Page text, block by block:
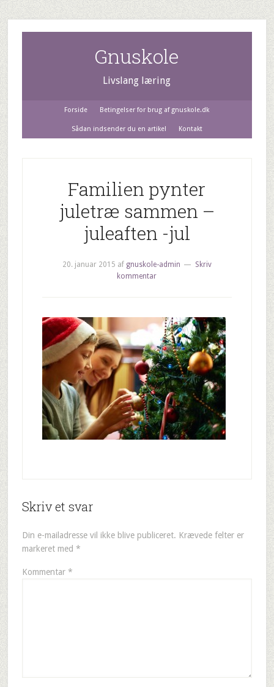
Gnuskole
Livslang læring
Forside Betingelser for brug af gnuskole.dk
Sådan indsender du en artikel Kontakt
Familien pynter
juletræ sammen –
juleaften -jul
20. januar 2015 af gnuskole-admin
Skriv
kommentar
Skriv et svar
Din e-mailadresse vil ikke blive publiceret. Krævede felter er
markeret med *
Kommentar *